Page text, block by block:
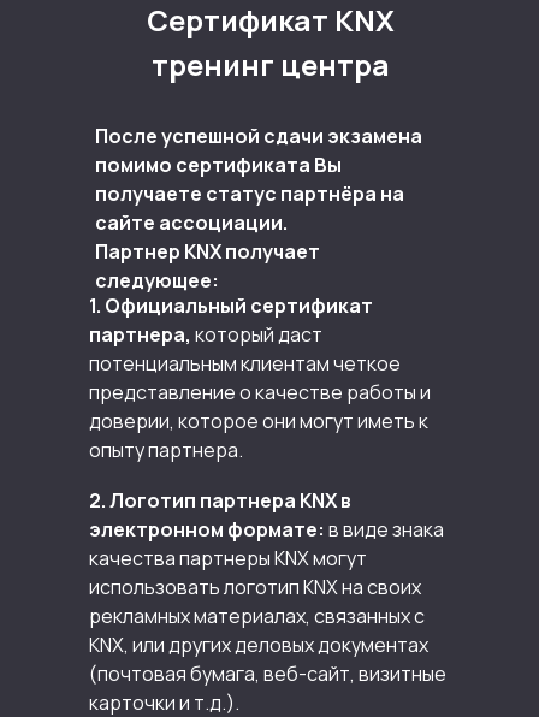
Сертификат KNX
тренинг центра
После успешной сдачи экзамена
помимо сертификата Вы
получаете статус партнёра на
сайте ассоциации.
Партнер KNX получает
следующее:
1. Официальный сертификат
партнера, который даст
потенциальным клиентам четкое
представление о качестве работы и
доверии, которое они могут иметь к
опыту партнера.
2. Логотип партнера KNX в
электронном формате: в виде знака
качества партнеры KNX могут
использовать логотип KNX на своих
рекламных материалах, связанных с
KNX, или других деловых документах
(почтовая бумага, веб-сайт, визитные
карточки и т.д.).